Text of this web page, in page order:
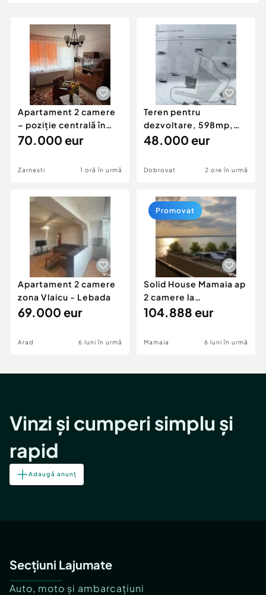
Animale de companie
Afaceri și echipamente profesionale
Inchiriere Bunuri si Vehicule
Piese auto si accesorii
Dacia Duster
Apartament 2 camere
– poziție centrală în
Zărnești
70.000 eur
Zarnesti 1 oră în urmă
Teren pentru
dezvoltare, 598mp,
Dorobanti
48.000 eur
Dobrovat 2 ore în urmă
Apartament 2 camere
zona Vlaicu - Lebada
69.000 eur
Arad 6 luni în urmă
Solid House Mamaia ap
2 camere la
cheie,langa Mega
104.888 eur
Mamaia 6 luni în urmă
Promovat
Vinzi și cumperi simplu și
rapid
Adaugă anunț
Secțiuni Lajumate
Auto, moto și ambarcațiuni